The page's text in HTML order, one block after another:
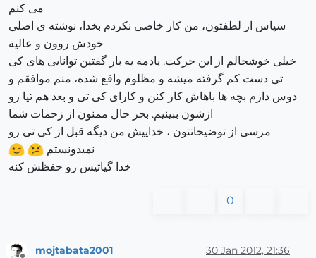
می کنم
سپاس از لطفتون، من کار خاصی نکردم بخدا، نوشته ی اصلی
خودش روون و عالیه
خیلی خوشحالم از این حرکت. یادمه یه بار گفتین توانایی های کی
تی دست کم گرفته میشه و مظلوم واقع شده، منم موافقم و
دوس دارم بچه ها باهاش کار کنن و کارای کی تی و بعد هم تیا رو
ازشون ببینیم. بحر حال ممنون از زحمات شما
مرسی از توضیحاتتون ، خداییش من دیگه قبل از کی تی رو
نمیدونستم
خدا گیاتیس رو حفظش کنه
0
mojtabata2001 30 Jan 2012, 21:36